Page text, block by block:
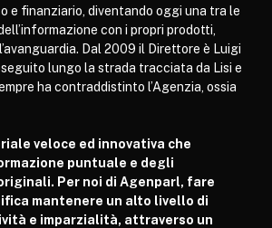
e finanziario, diventando oggi una tra le
con i propri prodotti,
Dal 2009 il Direttore è Luigi
lungo la strada tracciata da Lisi e
ha contraddistinto l’Agenzia, ossia
veloce ed innovativa che
puntuale e degli
Per noi di Agenparl, fare
mantenere un alto livello di
e imparzialità, attraverso un